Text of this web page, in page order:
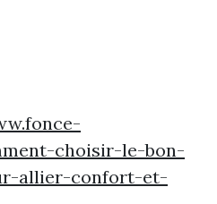
choisir-le-bon-
allier-confort-et-